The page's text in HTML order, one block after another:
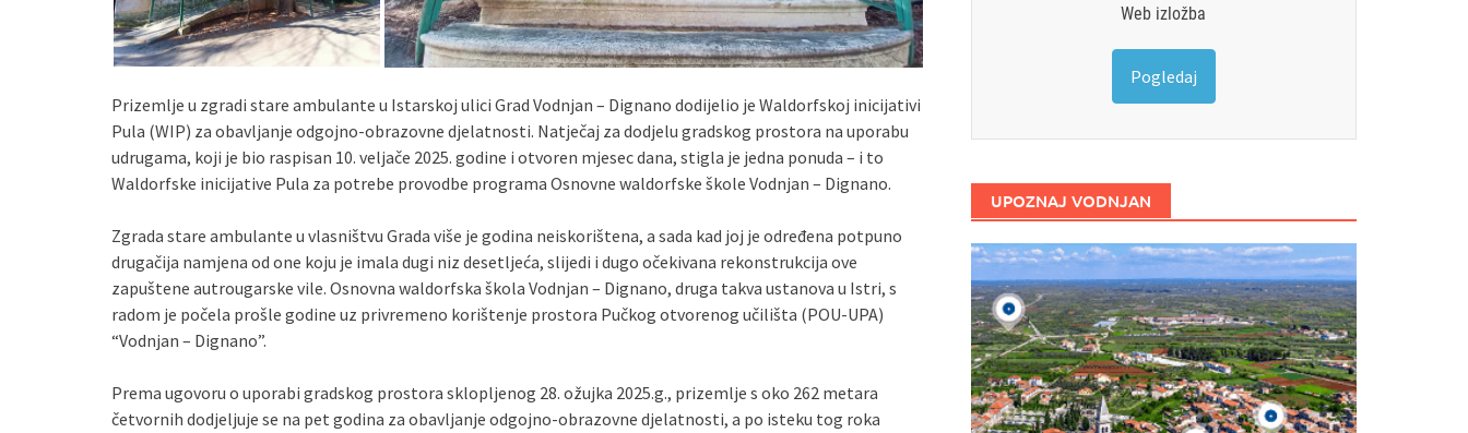
Prizemlje u zgradi stare ambulante u Istarskoj ulici Grad Vodnjan – Dignano dodijelio je Waldorfskoj inicijativi
Pula (WIP) za obavljanje odgojno-obrazovne djelatnosti. Natječaj za dodjelu gradskog prostora na uporabu
udrugama, koji je bio raspisan 10. veljače 2025. godine i otvoren mjesec dana, stigla je jedna ponuda – i to
Waldorfske inicijative Pula za potrebe provodbe programa Osnovne waldorfske škole Vodnjan – Dignano.
Zgrada stare ambulante u vlasništvu Grada više je godina neiskorištena, a sada kad joj je određena potpuno
drugačija namjena od one koju je imala dugi niz desetljeća, slijedi i dugo očekivana rekonstrukcija ove
zapuštene autrougarske vile. Osnovna waldorfska škola Vodnjan – Dignano, druga takva ustanova u Istri, s
radom je počela prošle godine uz privremeno korištenje prostora Pučkog otvorenog učilišta (POU-UPA)
“Vodnjan – Dignano”.
Prema ugovoru o uporabi gradskog prostora sklopljenog 28. ožujka 2025.g., prizemlje s oko 262 metara
četvornih dodjeljuje se na pet godina za obavljanje odgojno-obrazovne djelatnosti, a po isteku tog roka
Web izložba
Pogledaj
UPOZNAJ VODNJAN